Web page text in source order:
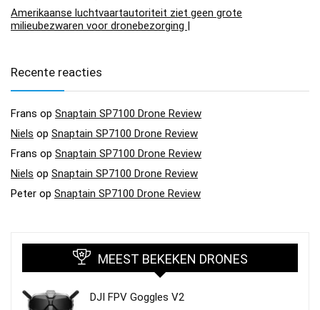
Amerikaanse luchtvaartautoriteit ziet geen grote
milieubezwaren voor dronebezorging |
Recente reacties
Frans op Snaptain SP7100 Drone Review
Niels op Snaptain SP7100 Drone Review
Frans op Snaptain SP7100 Drone Review
Niels op Snaptain SP7100 Drone Review
Peter op Snaptain SP7100 Drone Review
MEEST BEKEKEN DRONES
DJI FPV Goggles V2